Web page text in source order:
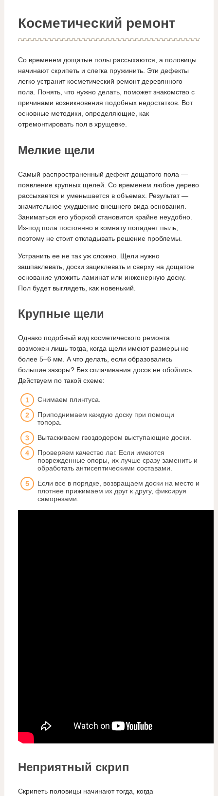
Косметический ремонт
Со временем дощатые полы рассыхаются, а половицы
начинают скрипеть и слегка пружинить. Эти дефекты
легко устранит косметический ремонт деревянного
пола. Понять, что нужно делать, поможет знакомство с
причинами возникновения подобных недостатков. Вот
основные методики, определяющие, как
отремонтировать пол в хрущевке.
Мелкие щели
Самый распространенный дефект дощатого пола —
появление крупных щелей. Со временем любое дерево
рассыхается и уменьшается в объемах. Результат —
значительное ухудшение внешнего вида основания.
Заниматься его уборкой становится крайне неудобно.
Из-под пола постоянно в комнату попадает пыль,
поэтому не стоит откладывать решение проблемы.
Устранить ее не так уж сложно. Щели нужно
зашпаклевать, доски зациклевать и сверху на дощатое
основание уложить ламинат или инженерную доску.
Пол будет выглядеть, как новенький.
Крупные щели
Однако подобный вид косметического ремонта
возможен лишь тогда, когда щели имеют размеры не
более 5–6 мм. А что делать, если образовались
большие зазоры? Без сплачивания досок не обойтись.
Действуем по такой схеме:
Снимаем плинтуса.
Приподнимаем каждую доску при помощи
топора.
Вытаскиваем гвоздодером выступающие доски.
Проверяем качество лаг. Если имеются
поврежденные опоры, их лучше сразу заменить и
обработать антисептическими составами.
Если все в порядке, возвращаем доски на место и
плотнее прижимаем их друг к другу, фиксируя
саморезами.
Неприятный скрип
Скрипеть половицы начинают тогда, когда